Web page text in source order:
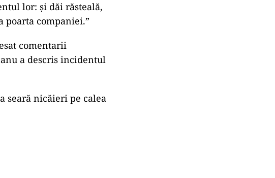
lor: și dăi răsteală,
poarta companiei.”
comentarii
a descris incidentul
seară nicăieri pe calea